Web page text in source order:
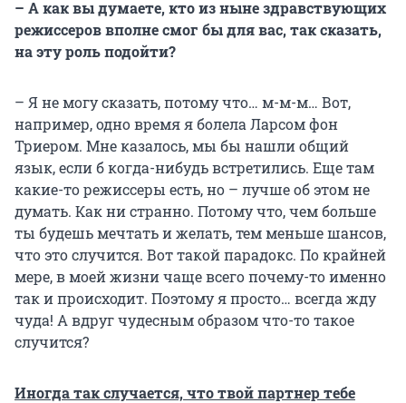
– А как вы думаете, кто из ныне здравствующих
режиссеров вполне смог бы для вас, так сказать,
на эту роль подойти?
– Я не могу сказать, потому что… м-м-м… Вот,
например, одно время я болела Ларсом фон
Триером. Мне казалось, мы бы нашли общий
язык, если б когда-нибудь встретились. Еще там
какие-то режиссеры есть, но – лучше об этом не
думать. Как ни странно. Потому что, чем больше
ты будешь мечтать и желать, тем меньше шансов,
что это случится. Вот такой парадокс. По крайней
мере, в моей жизни чаще всего почему-то именно
так и происходит. Поэтому я просто… всегда жду
чуда! А вдруг чудесным образом что-то такое
случится?
Иногда так случается, что твой партнер тебе